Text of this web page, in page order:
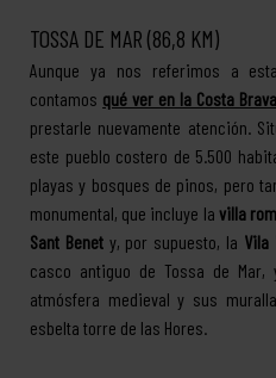
TOSSA DE MAR (86,8 KM)
Aunque ya nos referimos a
contamos qué ver en la Costa Brava
prestarle nuevamente atención.
este pueblo costero de 5.500
playas y bosques de pinos, pero
monumental, que incluye la villa
Sant Benety, por supuesto, la Vila
casco antiguo de Tossa de
atmósfera medieval y sus
esbelta torre de las Hores.